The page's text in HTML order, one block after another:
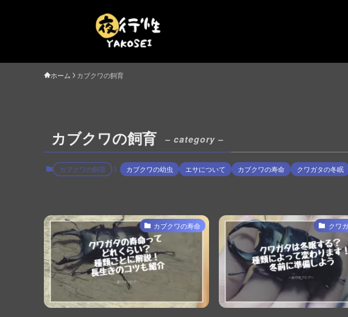
ホーム カブクワの飼育
カブクワの飼育 – category –
カブクワの飼育 カブクワの幼虫 エサについて カブクワの寿命 クワガタの冬眠
カブクワの寿命 クワ